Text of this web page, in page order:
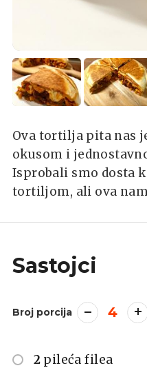
Ova tortilja pita nas
okusom i
Isprobali smo dosta
tortiljom, ali ova
Sastojci
Broj porcija 4
2 pileća filea